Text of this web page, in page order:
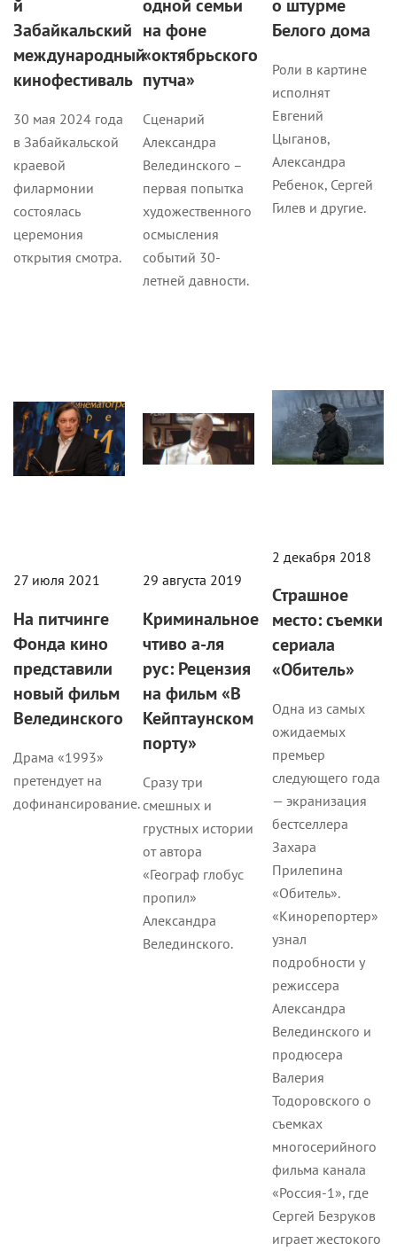
й
Забайкальский
международный
кинофестиваль
30 мая 2024 года
в Забайкальской
краевой
филармонии
состоялась
церемония
открытия смотра.
одной семьи
на фоне
«октябрьского
путча»
Сценарий
Александра
Велединского –
первая попытка
художественного
осмысления
событий 30-
летней давности.
о штурме
Белого дома
Роли в картине
исполнят
Евгений
Цыганов,
Александра
Ребенок, Сергей
Гилев и другие.
27 июля 2021
На питчинге
Фонда кино
представили
новый фильм
Велединского
Драма «1993»
претендует на
дофинансирование.
29 августа 2019
Криминальное
чтиво а-ля
рус: Рецензия
на фильм «В
Кейптаунском
порту»
Сразу три
смешных и
грустных истории
от автора
«Географ глобус
пропил»
Александра
Велединского.
2 декабря 2018
Страшное
место: съемки
сериала
«Обитель»
Одна из самых
ожидаемых
премьер
следующего года
— экранизация
бестселлера
Захара
Прилепина
«Обитель».
«Кинорепортер»
узнал
подробности у
режиссера
Александра
Велединского и
продюсера
Валерия
Тодоровского о
съемках
многосерийного
фильма канала
«Россия-1», где
Сергей Безруков
играет жестокого